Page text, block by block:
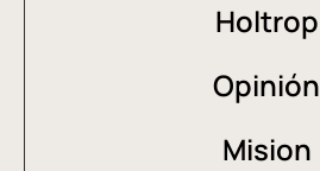
Holtrop
Opinión
Mision